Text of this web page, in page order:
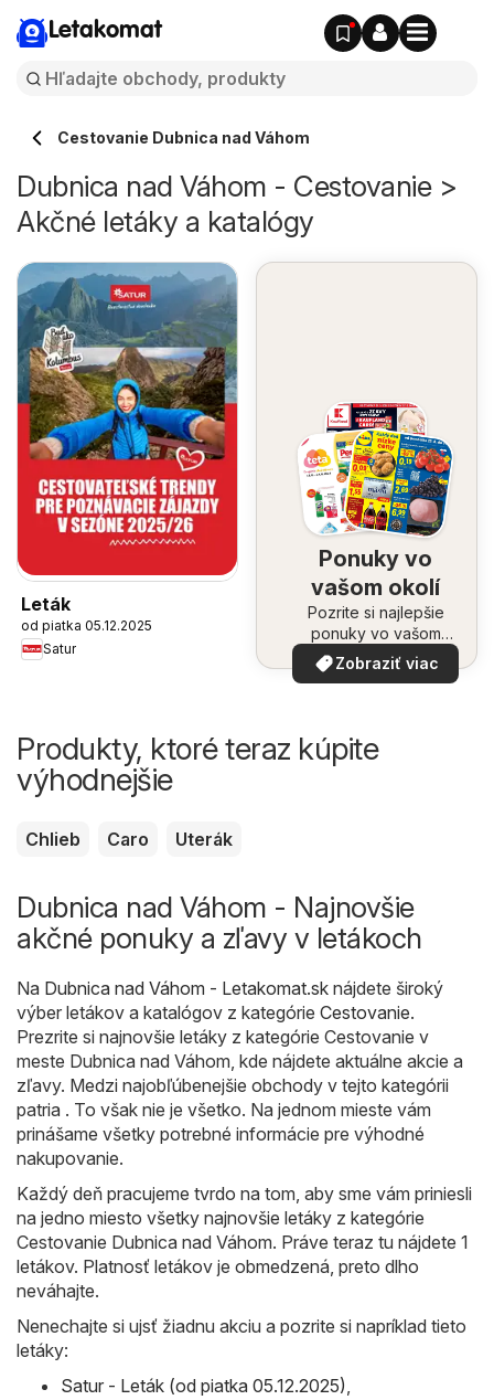
Letakomat
Cestovanie Dubnica nad Váhom
Dubnica nad Váhom - Cestovanie >
Akčné letáky a katalógy
Leták
od piatka 05.12.2025
Satur
Ponuky vo
vašom okolí
Pozrite si najlepšie
ponuky vo vašom
okolí
Zobraziť viac
Produkty, ktoré teraz kúpite
výhodnejšie
Chlieb Caro Uterák
Dubnica nad Váhom - Najnovšie
akčné ponuky a zľavy v letákoch
Na Dubnica nad Váhom - Letakomat.sk nájdete široký
výber letákov a katalógov z kategórie Cestovanie.
Prezrite si najnovšie letáky z kategórie Cestovanie v
meste Dubnica nad Váhom, kde nájdete aktuálne akcie a
zľavy. Medzi najobľúbenejšie obchody v tejto kategórii
patria . To však nie je všetko. Na jednom mieste vám
prinášame všetky potrebné informácie pre výhodné
nakupovanie.
Každý deň pracujeme tvrdo na tom, aby sme vám priniesli
na jedno miesto všetky najnovšie letáky z kategórie
Cestovanie Dubnica nad Váhom. Práve teraz tu nájdete 1
letákov. Platnosť letákov je obmedzená, preto dlho
neváhajte.
Nenechajte si ujsť žiadnu akciu a pozrite si napríklad tieto
letáky:
Satur - Leták (od piatka 05.12.2025)